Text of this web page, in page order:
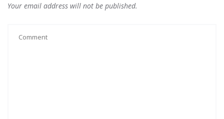
Your email address will not be published.